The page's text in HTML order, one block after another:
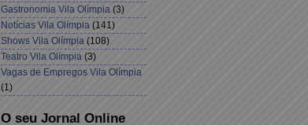
Gastronomia Vila Olímpia(3)
Notícias Vila Olímpia(141)
Shows Vila Olímpia(108)
Teatro Vila Olímpia(3)
Vagas de Empregos Vila Olímpia
(1)
O seu Jornal Online